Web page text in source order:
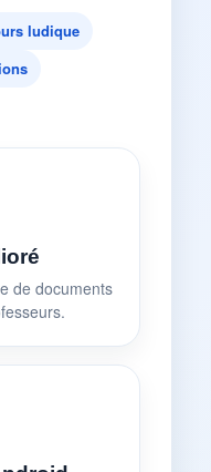
ludique
de documents